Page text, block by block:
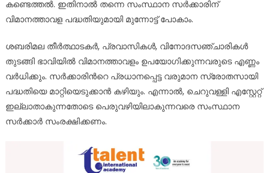
കണ്ടെത്തൽ. ഇതിനാൽ തന്നെ സംസ്ഥാന സർക്കാരിന്
വിമാനത്താവള പദ്ധതിയുമായി മുന്നോട്ട് പോകാം.
ശബരിമല തീർത്ഥാടകർ, പ്രവാസികൾ, വിനോദസഞ്ചാരികൾ
തുടങ്ങി ഭാവിയിൽ വിമാനത്താവളം ഉപയോഗിക്കുന്നവരുടെ എണ്ണം
വർധിക്കും. സർക്കാരിന്‍റെ പ്രധാനപ്പെട്ട വരുമാന സ്രോതസായി
പദ്ധതിയെ മാറ്റിയെടുക്കാൻ കഴിയും. എന്നാൽ, ചെറുവള്ളി എസ്റ്റേറ്റ്
ഇല്ലാതാകുന്നതോടെ പെരുവഴിയിലാകുന്നവരെ സംസ്ഥാന
സർക്കാർ സംരക്ഷിക്കണം.